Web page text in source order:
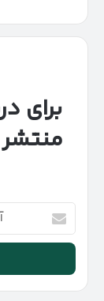
برای
منتشر
آدرس
ایمیل
خود
وارد
کنید